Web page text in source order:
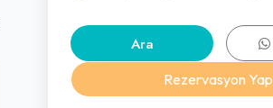
Ara
Rezervasyon Yap